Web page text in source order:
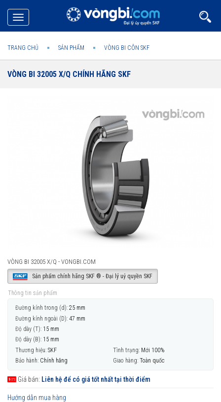
Toggle
navigation
TRANG CHỦ SẢN PHẨM VÒNG BI CÔN SKF
VÒNG BI 32005 X/Q CHÍNH HÃNG SKF
VÒNG BI 32005 X/Q - VONGBI.COM
Sản phẩm chính hãng SKF ® - Đại lý uỷ quyền SKF
Thông tin sản phẩm
Đường kính trong (d): 25 mm
Đường kính ngoài (D): 47 mm
Độ dày (T): 15 mm
Độ dày (B): 15 mm
Thương hiệu: SKF Tình trạng: Mới 100%
Bảo hành: Chính hãng Giao hàng: Toàn quốc
Giá bán: Liên hệ để có giá tốt nhất tại thời điểm
Hướng dẫn mua hàng